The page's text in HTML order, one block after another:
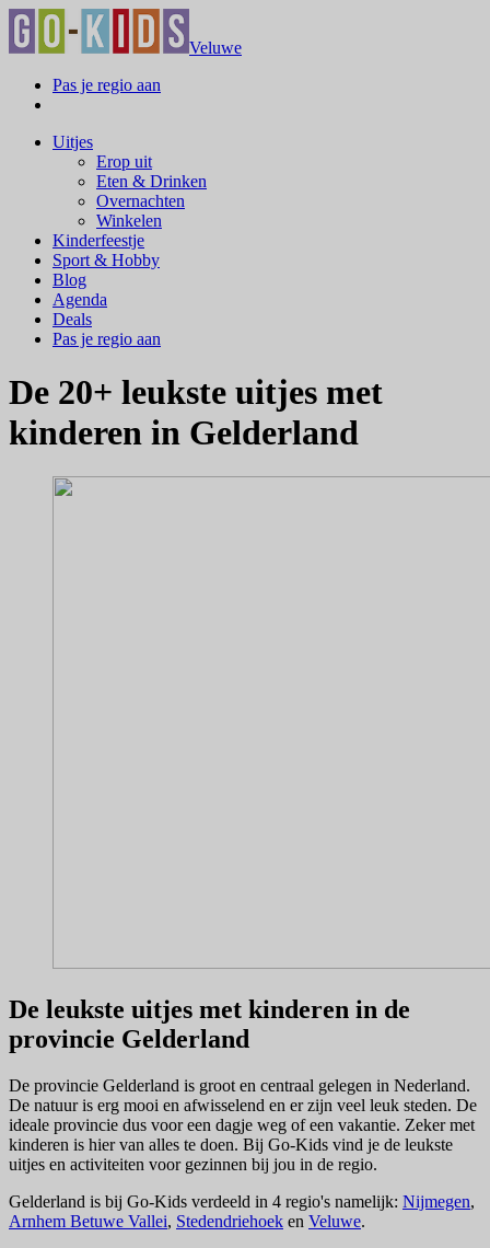
Veluwe
Pas je regio aan
Uitjes
Erop uit
Eten & Drinken
Overnachten
Winkelen
Kinderfeestje
Sport & Hobby
Blog
Agenda
Deals
Pas je regio aan
De 20+ leukste uitjes met
kinderen in Gelderland
De leukste uitjes met kinderen in de
provincie Gelderland
De provincie Gelderland is groot en centraal gelegen in Nederland.
De natuur is erg mooi en afwisselend en er zijn veel leuk steden. De
ideale provincie dus voor een dagje weg of een vakantie. Zeker met
kinderen is hier van alles te doen. Bij Go-Kids vind je de leukste
uitjes en activiteiten voor gezinnen bij jou in de regio.
Gelderland is bij Go-Kids verdeeld in 4 regio's namelijk: Nijmegen,
Arnhem Betuwe Vallei, Stedendriehoek en Veluwe.